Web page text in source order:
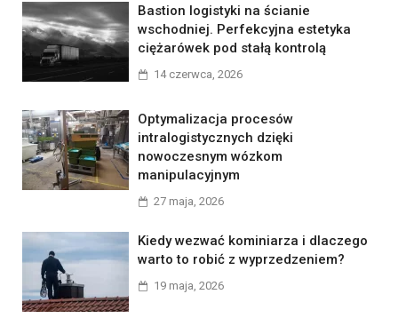
Bastion logistyki na ścianie
wschodniej. Perfekcyjna estetyka
ciężarówek pod stałą kontrolą
14 czerwca, 2026
Optymalizacja procesów
intralogistycznych dzięki
nowoczesnym wózkom
manipulacyjnym
27 maja, 2026
Kiedy wezwać kominiarza i dlaczego
warto to robić z wyprzedzeniem?
19 maja, 2026